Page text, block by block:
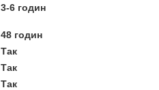
3-6 годин
48 годин
Так
Так
Так